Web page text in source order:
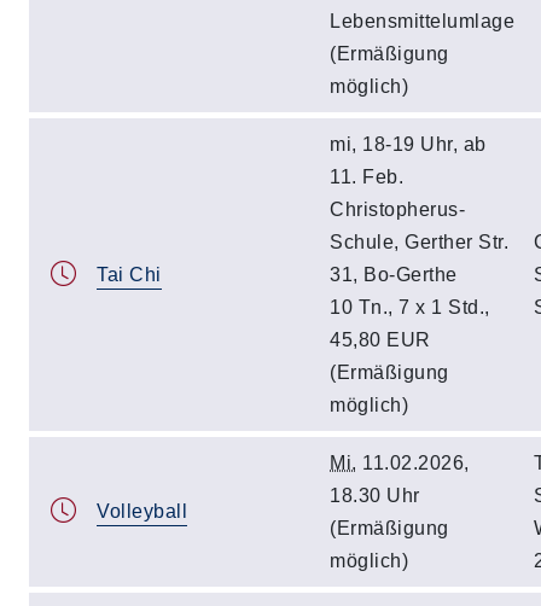
Lebensmittelumlage
(Ermäßigung
möglich)
Tai Chi
mi, 18-19 Uhr, ab
11. Feb.
Christopherus-
Schule, Gerther Str.
31, Bo-Gerthe
10 Tn., 7 x 1 Std.,
45,80 EUR
(Ermäßigung
möglich)
Volleyball
Mi. 11.02.2026,
18.30 Uhr
(Ermäßigung
möglich)